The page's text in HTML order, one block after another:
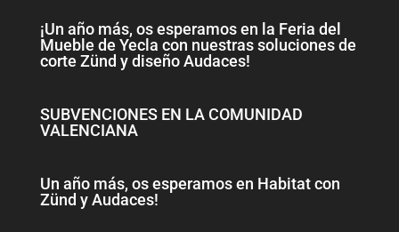
¡Un año más, os esperamos en la Feria del
Mueble de Yecla con nuestras soluciones de
corte Zünd y diseño Audaces!
SUBVENCIONES EN LA COMUNIDAD
VALENCIANA
Un año más, os esperamos en Habitat con
Zünd y Audaces!